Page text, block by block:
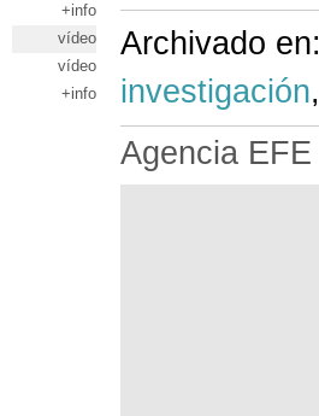
+info
vídeo
vídeo
+info
Archivado en:
investigación,
Agencia EFE